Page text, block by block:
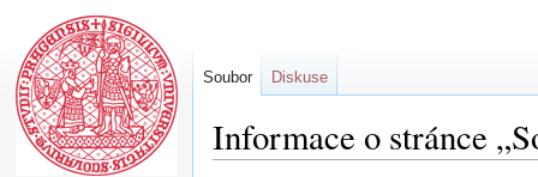
Informace o stránce
Soubor Diskuse